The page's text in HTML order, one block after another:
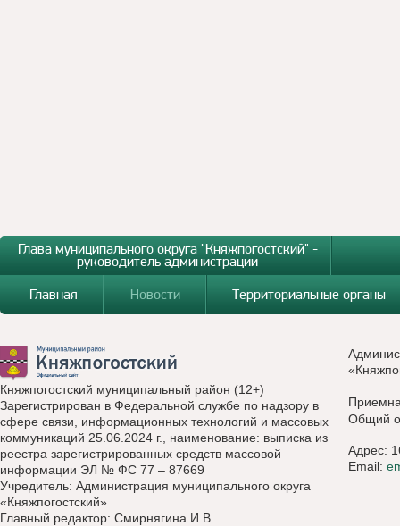
Глава муниципального округа "Княжпогостский" -
руководитель администрации
Главная
Новости Территориальные органы
Княжпогостский муниципальный район (12+)
Зарегистрирован в Федеральной службе по надзору в
сфере связи, информационных технологий и массовых
коммуникаций 25.06.2024 г., наименование: выписка из
реестра зарегистрированных средств массовой
информации ЭЛ № ФС 77 – 87669
Учредитель: Администрация муниципального округа
«Княжпогостский»
Главный редактор: Смирнягина И.В.
Общий
Адрес:
Email: